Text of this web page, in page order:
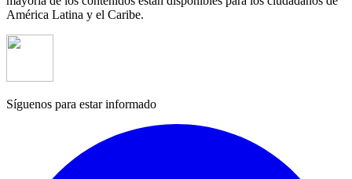
América Latina y el Caribe.
Síguenos para estar informado